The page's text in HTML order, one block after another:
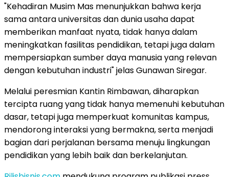
"Kehadiran Musim Mas menunjukkan bahwa kerja
sama antara universitas dan dunia usaha dapat
memberikan manfaat nyata, tidak hanya dalam
meningkatkan fasilitas pendidikan, tetapi juga dalam
mempersiapkan sumber daya manusia yang relevan
dengan kebutuhan industri" jelas Gunawan Siregar.
Melalui peresmian Kantin Rimbawan, diharapkan
tercipta ruang yang tidak hanya memenuhi kebutuhan
dasar, tetapi juga memperkuat komunitas kampus,
mendorong interaksi yang bermakna, serta menjadi
bagian dari perjalanan bersama menuju lingkungan
pendidikan yang lebih baik dan berkelanjutan.